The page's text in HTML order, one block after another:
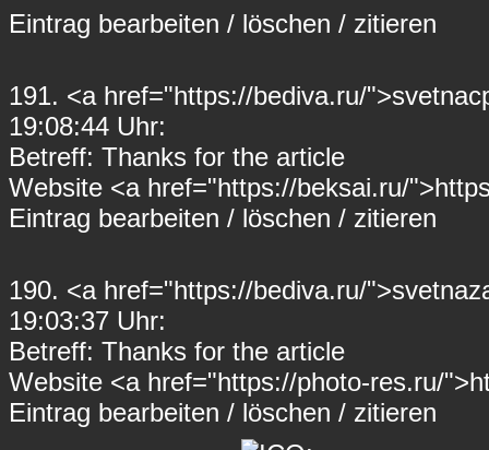
Eintrag bearbeiten / löschen / zitieren
191. <a href="https://bediva.ru/
19:08:44 Uhr:
Betreff: Thanks for the article
Website <a href="https://beksai.ru/
Eintrag bearbeiten / löschen / zitieren
190. <a href="https://bediva.ru/
19:03:37 Uhr:
Betreff: Thanks for the article
Website <a href="https://photo-res.ru/
Eintrag bearbeiten / löschen / zitieren